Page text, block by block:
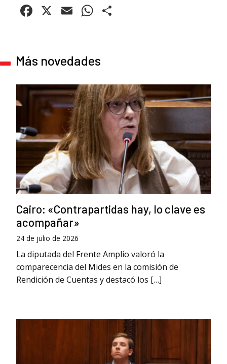
Facebook
X EmailWhatsApp
Más novedades
Cairo: «Contrapartidas hay, lo clave es
acompañar»
24 de julio de 2026
La diputada del Frente Amplio valoró la
comparecencia del Mides en la comisión de
Rendición de Cuentas y destacó los […]